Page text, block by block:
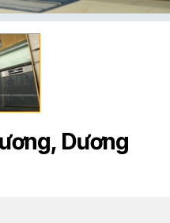
Dương